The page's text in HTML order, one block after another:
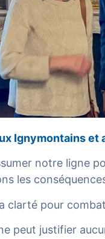
Ignymontains et
notre ligne
les
clarté pour
peut justifier